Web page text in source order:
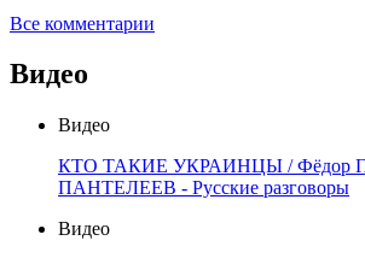
Все комментарии
Видео
Видео
КТО ТАКИЕ УКРАИНЦЫ / Фёдор
ПАНТЕЛЕЕВ - Русские разговоры
Видео